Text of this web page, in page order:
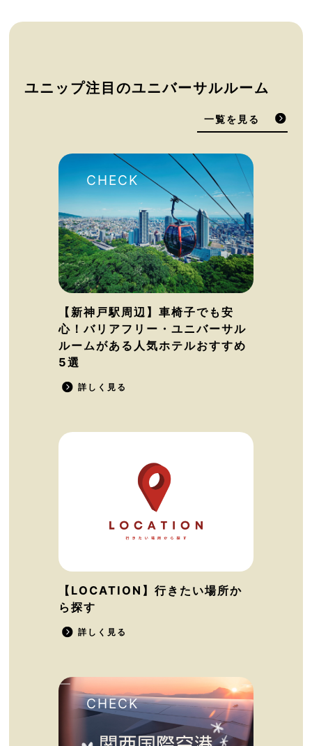
ユニップ注目のユニバーサルルーム
一覧を見る
【新神戸駅周辺】車椅子でも安
心！バリアフリー・ユニバーサル
ルームがある人気ホテルおすすめ
5選
詳しく見る
【LOCATION】行きたい場所か
ら探す
詳しく見る